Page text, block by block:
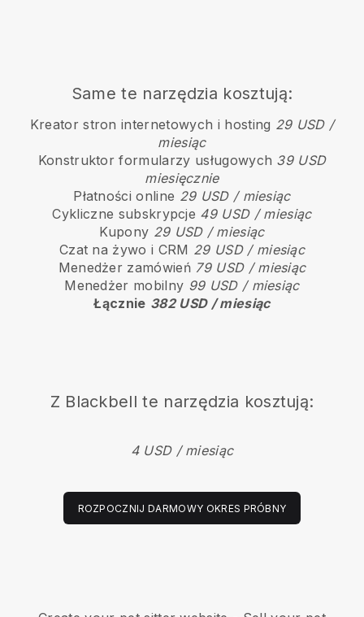
Same te narzędzia kosztują:
Kreator stron internetowych i hosting 29 USD /
miesiąc
Konstruktor formularzy usługowych 39 USD
miesięcznie
Płatności online 29 USD / miesiąc
Cykliczne subskrypcje 49 USD / miesiąc
Kupony 29 USD / miesiąc
Czat na żywo i CRM 29 USD / miesiąc
Menedżer zamówień 79 USD / miesiąc
Menedżer mobilny 99 USD / miesiąc
Łącznie 382 USD / miesiąc
Z Blackbell te narzędzia kosztują:
4 USD / miesiąc
ROZPOCZNIJ DARMOWY OKRES PRÓBNY